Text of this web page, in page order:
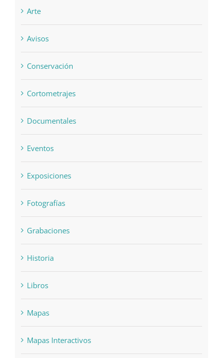
Arte
Avisos
Conservación
Cortometrajes
Documentales
Eventos
Exposiciones
Fotografías
Grabaciones
Historia
Libros
Mapas
Mapas Interactivos